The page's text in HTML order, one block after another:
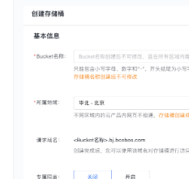
开发者指南
数据处理
数据湖存储
数据魔方